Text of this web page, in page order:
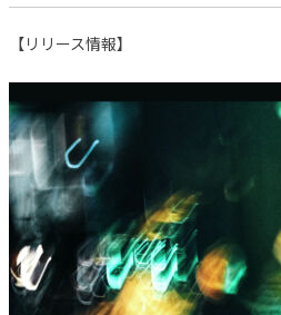
【リリース情報】